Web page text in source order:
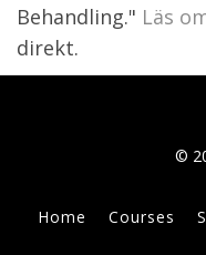
Behandling." Läs
direkt.
©
Home Courses